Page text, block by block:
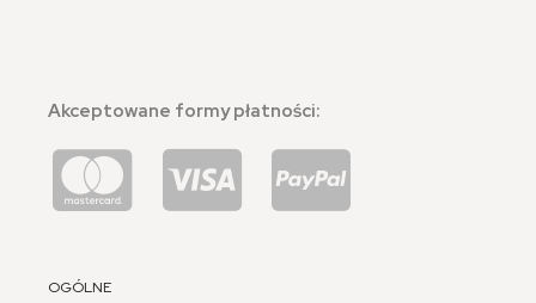
Akceptowane formy płatności:
OGÓLNE